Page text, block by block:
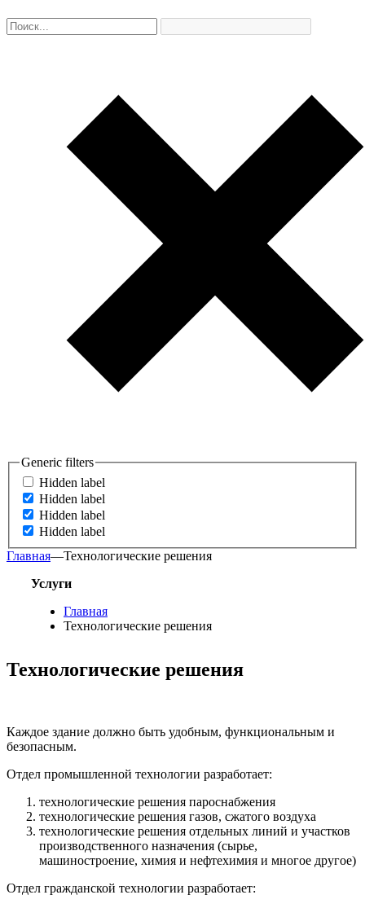
Generic filters
Hidden label
Hidden label
Hidden label
Hidden label
Главная—Технологические решения
Услуги
Главная
Технологические решения
Технологические решения
Каждое здание должно быть удобным, функциональным и
безопасным.
Отдел промышленной технологии разработает:
технологические решения пароснабжения
технологические решения газов, сжатого воздуха
технологические решения отдельных линий и участков
производственного назначения (сырье,
машиностроение, химия и нефтехимия и многое другое)
Отдел гражданской технологии разработает: